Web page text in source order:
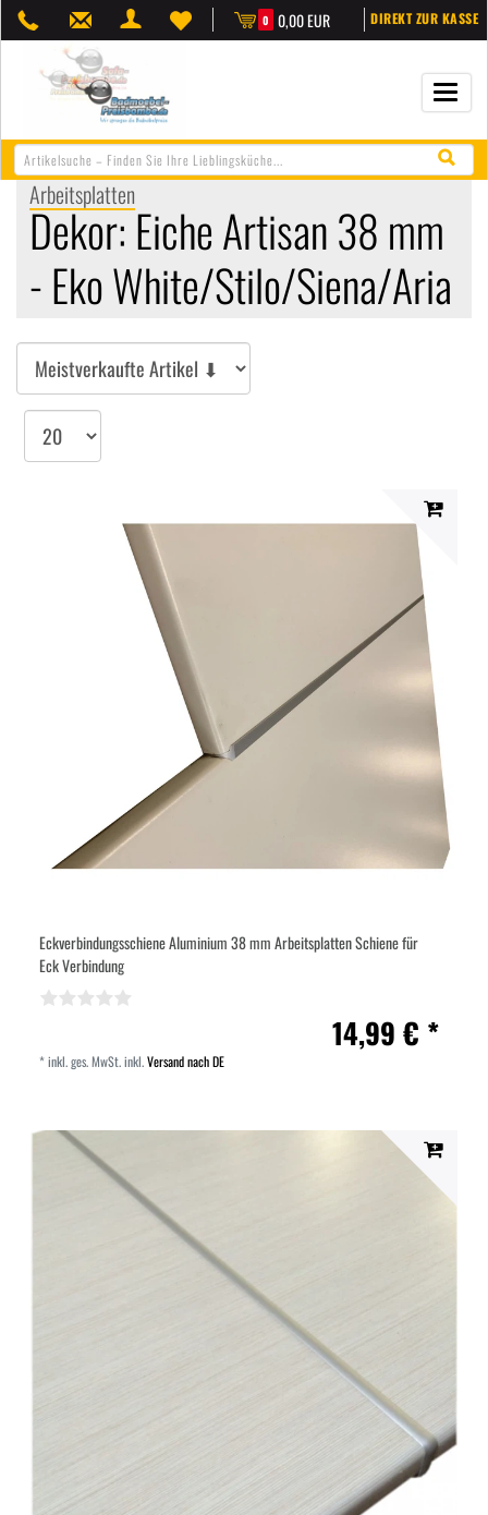
0,00 EUR
0 DIREKT ZUR KASSE
Arbeitsplatten
Dekor: Eiche Artisan 38 mm
- Eko White/Stilo/Siena/Aria
Sortieren
Artikel
Seite
Eckverbindungsschiene Aluminium 38 mm Arbeitsplatten Schiene für
Eck Verbindung
14,99 € *
*inkl. ges. MwSt.inkl.Versand nach DE